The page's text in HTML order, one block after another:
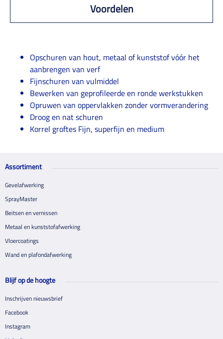
Voordelen
Opschuren van hout, metaal of kunststof vóór het
aanbrengen van verf
Fijnschuren van vulmiddel
Bewerken van geprofileerde en ronde werkstukken
Opruwen van oppervlakken zonder vormverandering
Droog en nat schuren
Korrel groftes Fijn, superfijn en medium
Assortiment
Gevelafwerking
SprayMaster
Beitsen en vernissen
Metaal en kunststofafwerking
Vloercoatings
Wand en plafondafwerking
Blijf op de hoogte
Inschrijven nieuwsbrief
Facebook
Instagram